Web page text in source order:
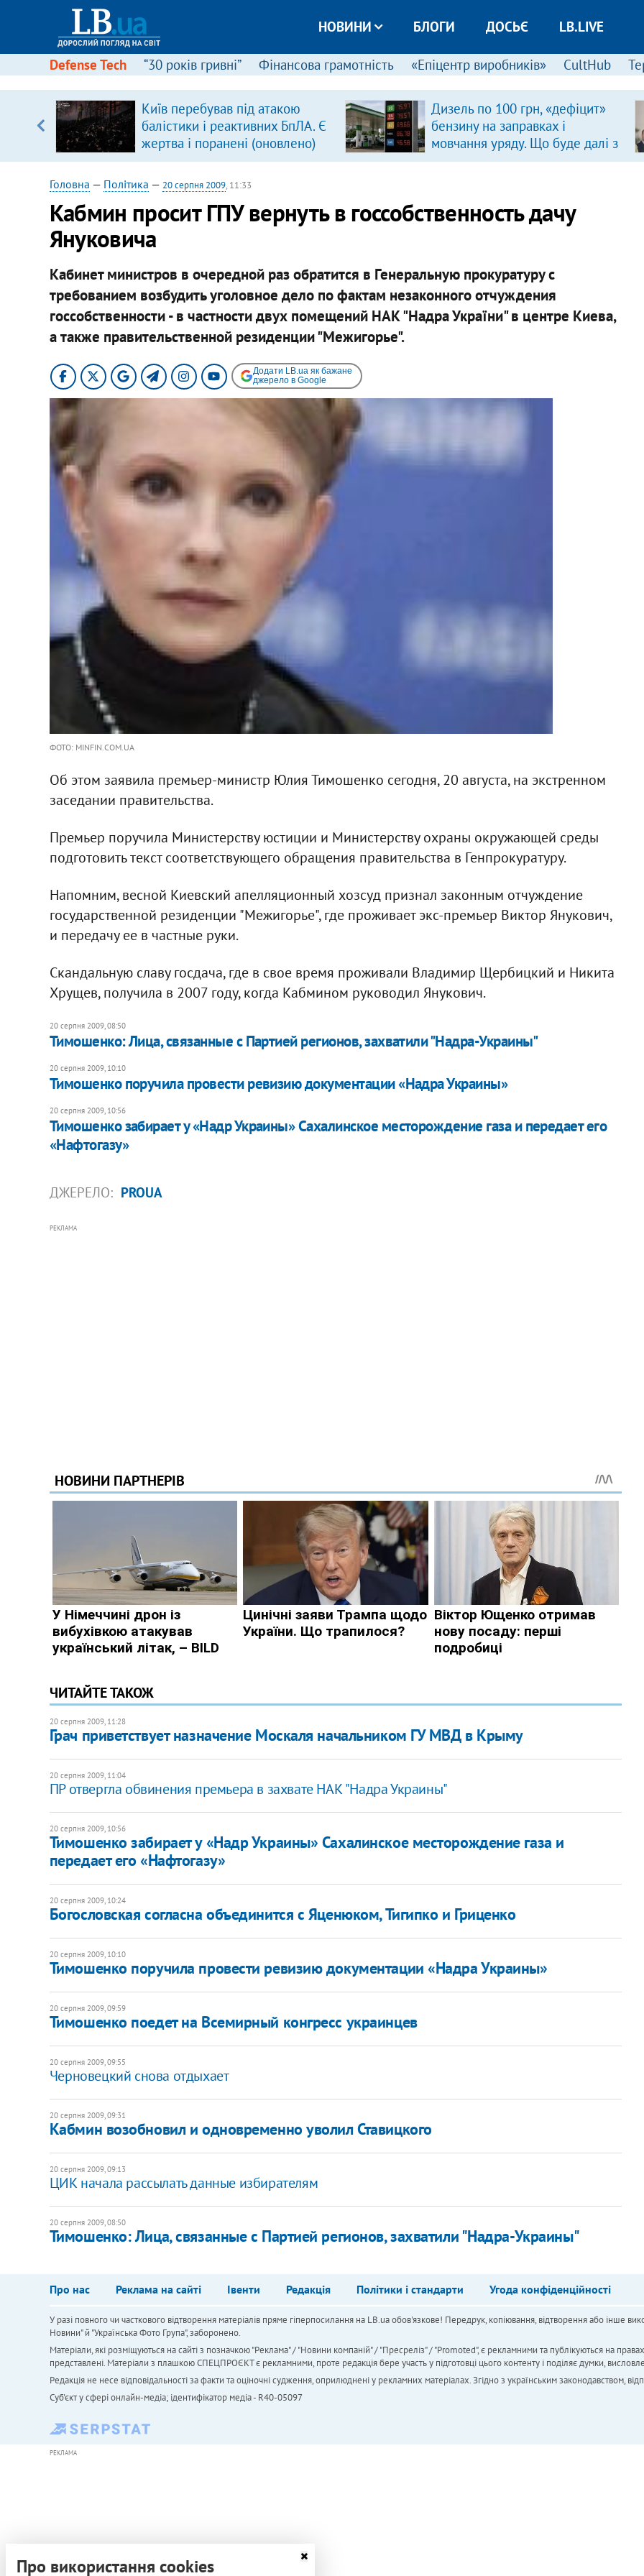
НОВИНИ БЛОГИ ДОСЬЄ LB.LIVE
Defense Tech “30 років гривні” Фінансова грамотність «Епіцентр виробників» CultHub
Київ перебував під атакою
балістики і реактивних БпЛА. Є
жертва і поранені (оновлено)
Дизель по 100 грн, «дефіцит»
бензину на заправках і
мовчання уряду. Що буде далі з
цінами на пальне?
Головна — Політика — 20 серпня 2009, 11:33
Кабмин просит ГПУ вернуть в госсобственность дачу
Януковича
Кабинет министров в очередной раз обратится в Генеральную прокуратуру с
требованием возбудить уголовное дело по фактам незаконного отчуждения
госсобственности - в частности двух помещений НАК "Надра України" в центре Киева,
а также правительственной резиденции "Межигорье".
Додати LB.ua як бажане
джерело в Google
ФОТО: MINFIN.COM.UA
Об этом заявила премьер-министр Юлия Тимошенко сегодня, 20 августа, на экстренном
заседании правительства.
Премьер поручила Министерству юстиции и Министерству охраны окружающей среды
подготовить текст соответствующего обращения правительства в Генпрокуратуру.
Напомним, весной Киевский апелляционный хозсуд признал законным отчуждение
государственной резиденции "Межигорье", где проживает экс-премьер Виктор Янукович,
и передачу ее в частные руки.
Скандальную славу госдача, где в свое время проживали Владимир Щербицкий и Никита
Хрущев, получила в 2007 году, когда Кабмином руководил Янукович.
20 серпня 2009, 08:50
Тимошенко: Лица, связанные с Партией регионов, захватили "Надра-Украины"
20 серпня 2009, 10:10
Тимошенко поручила провести ревизию документации «Надра Украины»
20 серпня 2009, 10:56
Тимошенко забирает у «Надр Украины» Сахалинское месторождение газа и передает его
«Нафтогазу»
ДЖЕРЕЛО: PROUA
РЕКЛАМА
ЧИТАЙТЕ ТАКОЖ
20 серпня 2009, 11:28
Грач приветствует назначение Москаля начальником ГУ МВД в Крыму
20 серпня 2009, 11:04
ПР отвергла обвинения премьера в захвате НАК "Надра Украины"
20 серпня 2009, 10:56
Тимошенко забирает у «Надр Украины» Сахалинское месторождение газа и
передает его «Нафтогазу»
20 серпня 2009, 10:24
Богословская согласна объединится с Яценюком, Тигипко и Гриценко
20 серпня 2009, 10:10
Тимошенко поручила провести ревизию документации «Надра Украины»
20 серпня 2009, 09:59
Тимошенко поедет на Всемирный конгресс украинцев
20 серпня 2009, 09:55
Черновецкий снова отдыхает
20 серпня 2009, 09:31
Кабмин возобновил и одновременно уволил Ставицкого
20 серпня 2009, 09:13
ЦИК начала рассылать данные избирателям
20 серпня 2009, 08:50
Тимошенко: Лица, связанные с Партией регионов, захватили "Надра-Украины"
Про нас Реклама на сайті Івенти Редакція Політики і стандарти Угода конфіденційності
У разі повного чи часткового відтворення матеріалів пряме гіперпосилання на LB.ua обов'язкове! Передрук, копіювання, відтворення або інше
Новини" й "Українська Фото Група", заборонено.
Матеріали, які розміщуються на сайті з позначкою "Реклама" / "Новини компаній" / "Пресреліз" / "Promoted", є рекламними та публікуються на
представлені. Матеріали з плашкою СПЕЦПРОЄКТ є рекламними, проте редакція бере участь у підготовці цього контенту і поділяє думки,
Редакція не несе відповідальності за факти та оціночні судження, оприлюднені у рекламних матеріалах. Згідно з українським законодавством,
Cуб'єкт у сфері онлайн-медіа; ідентифікатор медіа - R40-05097
РЕКЛАМА
Про використання cookies